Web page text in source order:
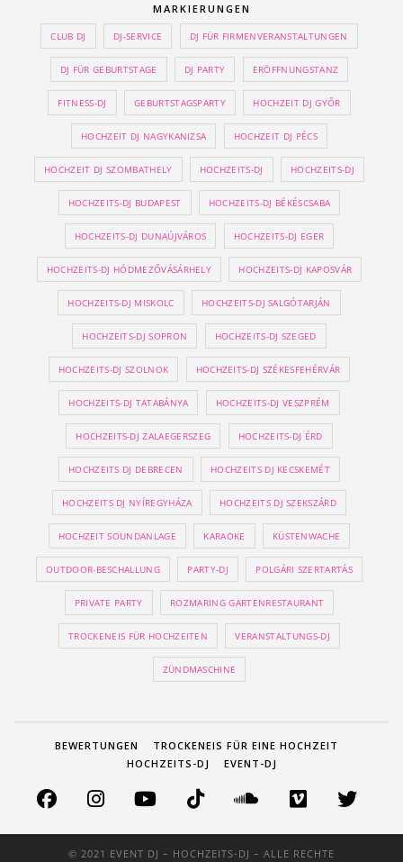
MARKIERUNGEN
CLUB DJ DJ-SERVICE DJ FÜR FIRMENVERANSTALTUNGEN
DJ FÜR GEBURTSTAGE DJ PARTY ERÖFFNUNGSTANZ
FITNESS-DJ GEBURTSTAGSPARTY HOCHZEIT DJ GYŐR
HOCHZEIT DJ NAGYKANIZSA HOCHZEIT DJ PÉCS
HOCHZEIT DJ SZOMBATHELY HOCHZEITS-DJ HOCHZEITS-DJ
HOCHZEITS-DJ BUDAPEST HOCHZEITS-DJ BÉKÉSCSABA
HOCHZEITS-DJ DUNAÚJVÁROS HOCHZEITS-DJ EGER
HOCHZEITS-DJ HÓDMEZŐVÁSÁRHELY HOCHZEITS-DJ KAPOSVÁR
HOCHZEITS-DJ MISKOLC HOCHZEITS-DJ SALGÓTARJÁN
HOCHZEITS-DJ SOPRON HOCHZEITS-DJ SZEGED
HOCHZEITS-DJ SZOLNOK HOCHZEITS-DJ SZÉKESFEHÉRVÁR
HOCHZEITS-DJ TATABÁNYA HOCHZEITS-DJ VESZPRÉM
HOCHZEITS-DJ ZALAEGERSZEG HOCHZEITS-DJ ÉRD
HOCHZEITS DJ DEBRECEN HOCHZEITS DJ KECSKEMÉT
HOCHZEITS DJ NYÍREGYHÁZA HOCHZEITS DJ SZEKSZÁRD
HOCHZEIT SOUNDANLAGE KARAOKE KÜSTENWACHE
OUTDOOR-BESCHALLUNG PARTY-DJ POLGÁRI SZERTARTÁS
PRIVATE PARTY ROZMARING GARTENRESTAURANT
TROCKENEIS FÜR HOCHZEITEN VERANSTALTUNGS-DJ
ZÜNDMASCHINE
BEWERTUNGEN
TROCKENEIS FÜR EINE HOCHZEIT
HOCHZEITS-DJ
EVENT-DJ
© 2021 EVENT DJ – HOCHZEITS-DJ – ALLE RECHTE